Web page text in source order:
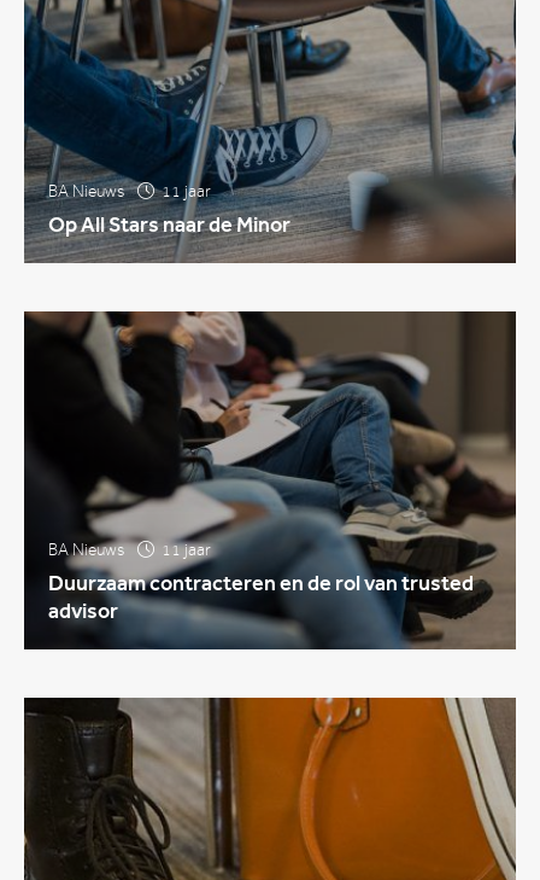
BA Nieuws 11 jaar
Op All Stars naar de Minor
BA Nieuws 11 jaar
Duurzaam contracteren en de rol van trusted
advisor